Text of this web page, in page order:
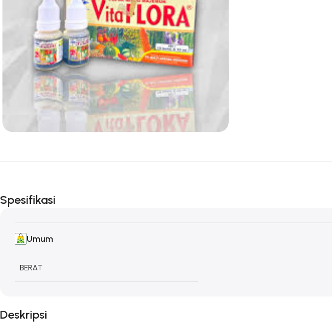
Spesifikasi
Umum
BERAT
Deskripsi